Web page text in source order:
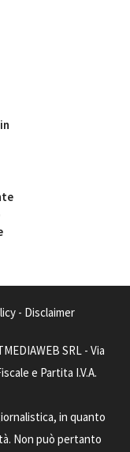
- Disclaimer
SRL - Via
e Partita I.V.A.
in quanto
Non può pertanto